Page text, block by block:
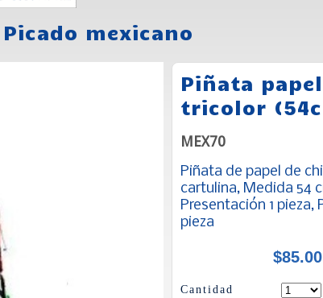
mexicano
Piñata
tricolor
MEX70
Piñata de papel de
cartulina, Medida 54
Presentación 1 pieza,
pieza
$85.00
Cantidad